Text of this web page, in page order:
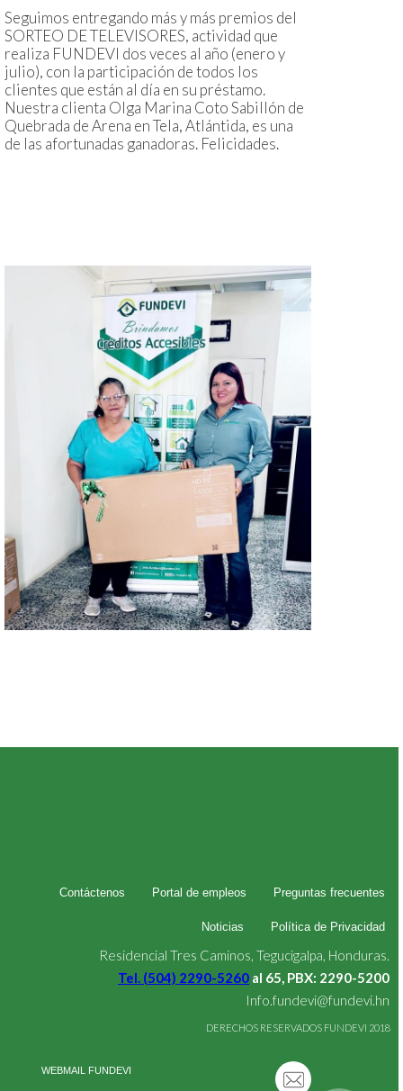
Seguimos entregando más y más premios del
SORTEO DE TELEVISORES, actividad que
realiza FUNDEVI dos veces al año (enero y
julio), con la participación de todos los
clientes que están al día en su préstamo.
Nuestra clienta Olga Marina Coto Sabillón de
Quebrada de Arena en Tela, Atlántida, es una
de las afortunadas ganadoras. Felicidades.
Contáctenos Portal de empleos Preguntas frecuentes
Noticias Política de Privacidad
Residencial Tres Caminos, Tegucigalpa, Honduras.
Tel. (504) 2290-5260 al 65, PBX: 2290-5200
Info.fundevi@fundevi.hn
DERECHOS RESERVADOS FUNDEVI 2018
WEBMAIL FUNDEVI